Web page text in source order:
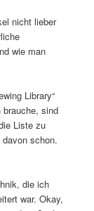
nicht lieber
wie man
Library“
sind
Liste zu
schon.
die ich
war. Okay,